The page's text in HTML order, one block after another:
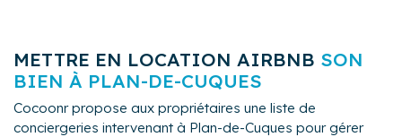
METTRE EN LOCATION AIRBNB SON
BIEN À PLAN-DE-CUQUES
Cocoonr propose aux propriétaires une liste de
conciergeries intervenant à Plan-de-Cuques pour gérer